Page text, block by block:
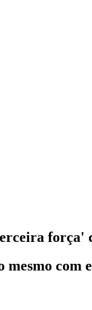
força'
mesmo com